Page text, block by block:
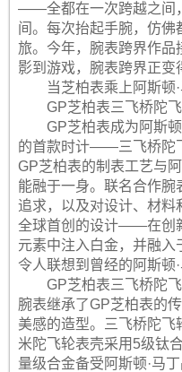
——全都在一次跨越之间
间。每次抬起手腕，仿佛
旅。今年，腕表跨界作品
影到游戏，腕表跨界正变
当芝柏表乘上阿斯顿
GP芝柏表三飞桥陀
GP芝柏表成为阿斯
的首款时计——三飞桥陀
GP芝柏表的制表工艺与
能融于一身。联名合作腕
追求，以及对设计、材料
全球首创的设计——在创
元素中注入白金，并融入
令人联想到曾经的阿斯顿·
GP芝柏表三飞桥陀
腕表继承了GP芝柏表的
美感的造型。三飞桥陀飞
米陀飞轮表壳采用5级钛
量级合金备受阿斯顿·马